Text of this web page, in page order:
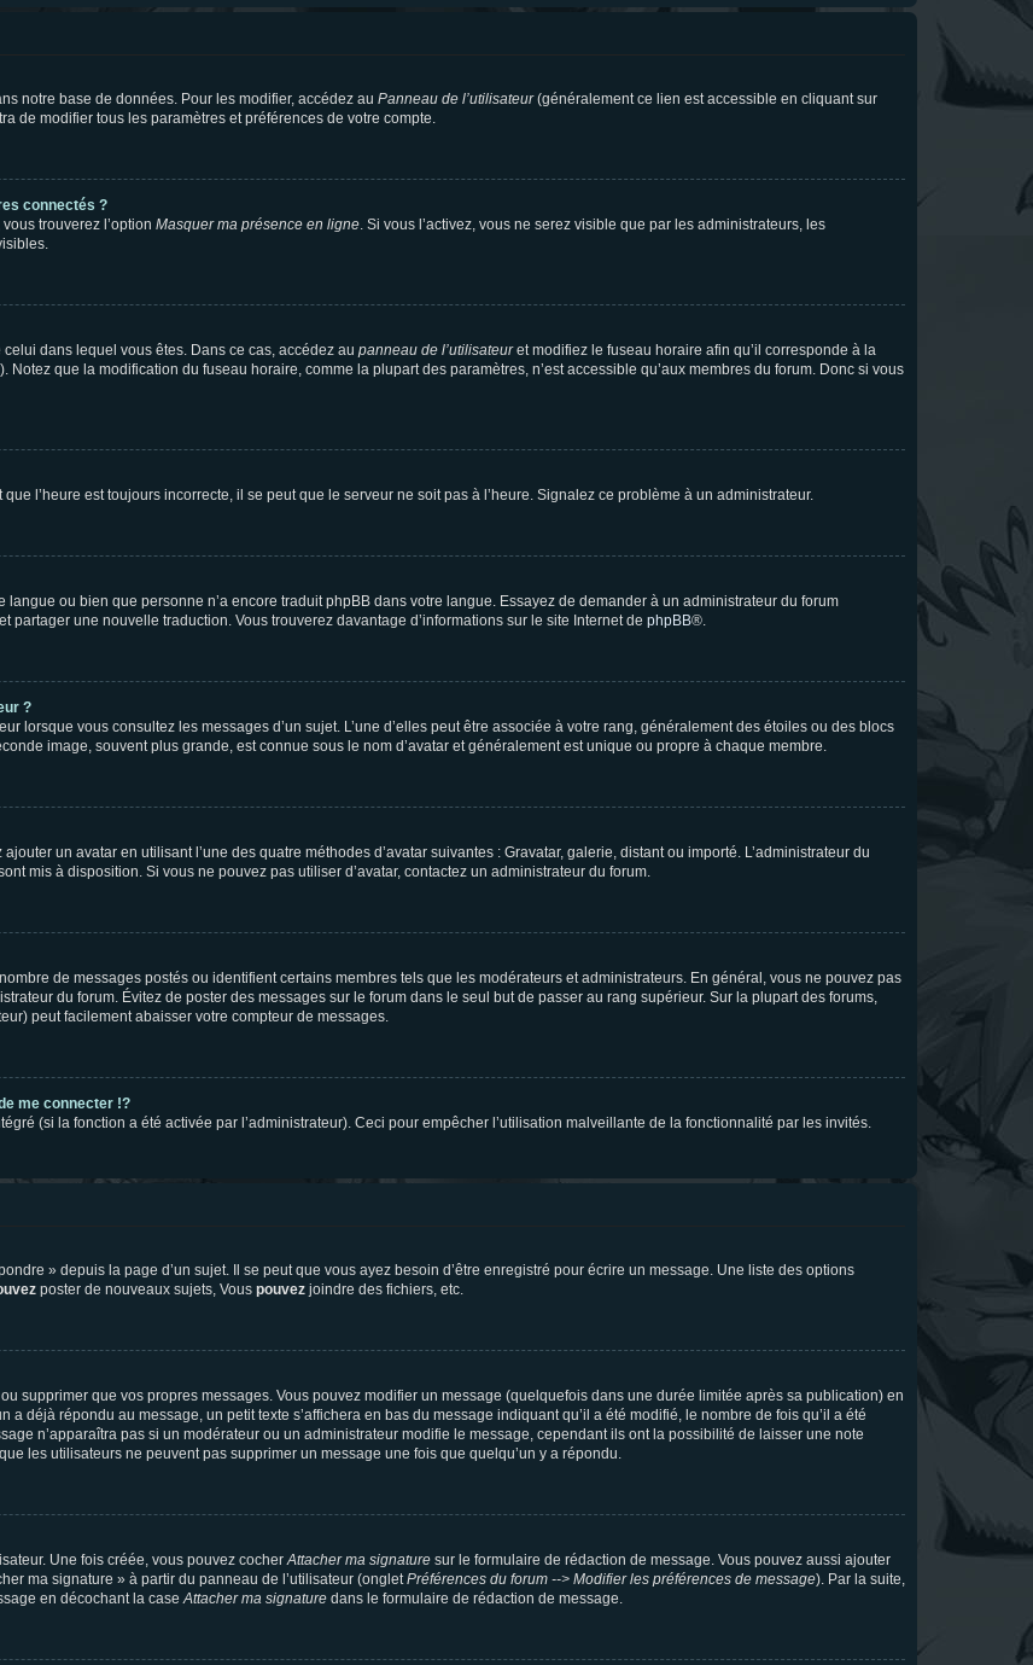
notre base de données. Pour les modifier, accédez au Panneau de l’utilisateur(généralement ce lien est accessible en cliquant sur
de modifier tous les paramètres et préférences de votre compte.
connectés ?
trouverez l’option Masquer ma présence en ligne. Si vous l’activez, vous ne serez visible que par les administrateurs, les
dans lequel vous êtes. Dans ce cas, accédez au panneau de l’utilisateuret modifiez le fuseau horaire afin qu’il corresponde à la
Notez que la modification du fuseau horaire, comme la plupart des paramètres, n’est accessible qu’aux membres du forum. Donc si vous
l’heure est toujours incorrecte, il se peut que le serveur ne soit pas à l’heure. Signalez ce problème à un administrateur.
langue ou bien que personne n’a encore traduit phpBB dans votre langue. Essayez de demander à un administrateur du forum
partager une nouvelle traduction. Vous trouverez davantage d’informations sur le site Internet de phpBB®.
?
lorsque vous consultez les messages d’un sujet. L’une d’elles peut être associée à votre rang, généralement des étoiles ou des blocs
image, souvent plus grande, est connue sous le nom d’avatar et généralement est unique ou propre à chaque membre.
un avatar en utilisant l’une des quatre méthodes d’avatar suivantes : Gravatar, galerie, distant ou importé. L’administrateur du
mis à disposition. Si vous ne pouvez pas utiliser d’avatar, contactez un administrateur du forum.
de messages postés ou identifient certains membres tels que les modérateurs et administrateurs. En général, vous ne pouvez pas
du forum. Évitez de poster des messages sur le forum dans le seul but de passer au rang supérieur. Sur la plupart des forums,
peut facilement abaisser votre compteur de messages.
me connecter !?
(si la fonction a été activée par l’administrateur). Ceci pour empêcher l’utilisation malveillante de la fonctionnalité par les invités.
» depuis la page d’un sujet. Il se peut que vous ayez besoin d’être enregistré pour écrire un message. Une liste des options
poster de nouveaux sujets, Vous pouvez joindre des fichiers, etc.
supprimer que vos propres messages. Vous pouvez modifier un message (quelquefois dans une durée limitée après sa publication) en
a déjà répondu au message, un petit texte s’affichera en bas du message indiquant qu’il a été modifié, le nombre de fois qu’il a été
n’apparaîtra pas si un modérateur ou un administrateur modifie le message, cependant ils ont la possibilité de laisser une note
les utilisateurs ne peuvent pas supprimer un message une fois que quelqu’un y a répondu.
Une fois créée, vous pouvez cocherAttacher ma signature sur le formulaire de rédaction de message. Vous pouvez aussi ajouter
ma signature » à partir du panneau de l’utilisateur (ongletPréférences du forum --> Modifier les préférences de message). Par la suite,
en décochant la caseAttacher ma signature dans le formulaire de rédaction de message.